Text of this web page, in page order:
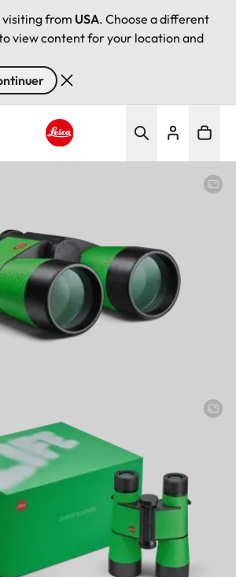
from USA. Choose a different
view content for your location and